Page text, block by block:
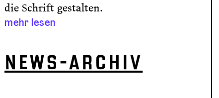
die Schrift gestalten.
mehr lesen
NEWS-ARCHIV